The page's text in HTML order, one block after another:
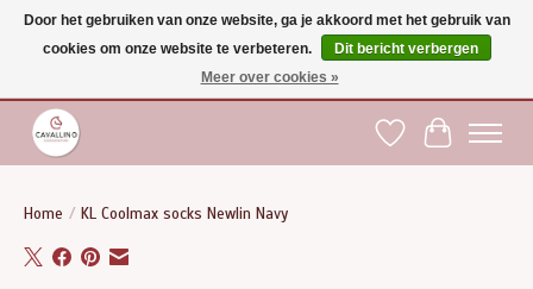
Gratis verzending vanaf €75 binnen BE - vanaf €100 naar EU | Voor 17:00 besteld is
dezelfde dag verzonden | Klantendienst: +32 (0)51 21 27 00 |
Verlanglijst
Home / KL Coolmax socks Newlin Navy
Door het gebruiken van onze website, ga je akkoord met het gebruik van
cookies om onze website te verbeteren.
Dit bericht verbergen
Meer over cookies »